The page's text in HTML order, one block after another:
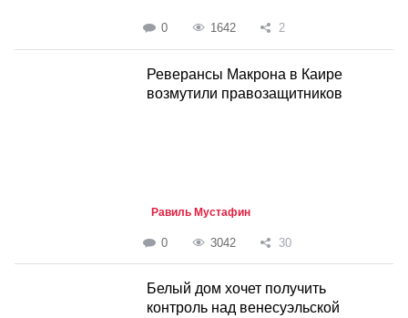
0 1642 2
Реверансы Макрона в Каире
возмутили правозащитников
Равиль Мустафин
0 3042 30
Белый дом хочет получить
контроль над венесуэльской